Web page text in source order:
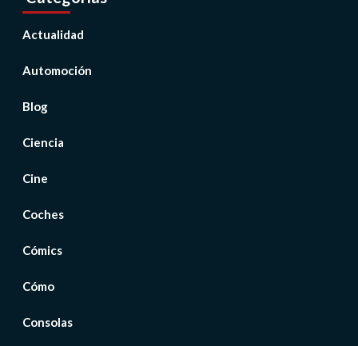
Actualidad
Automoción
Blog
Ciencia
Cine
Coches
Cómics
Cómo
Consolas